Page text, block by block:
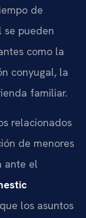
de
se pueden
como la
conyugal, la
familiar.
relacionados
de menores
ante el
los asuntos